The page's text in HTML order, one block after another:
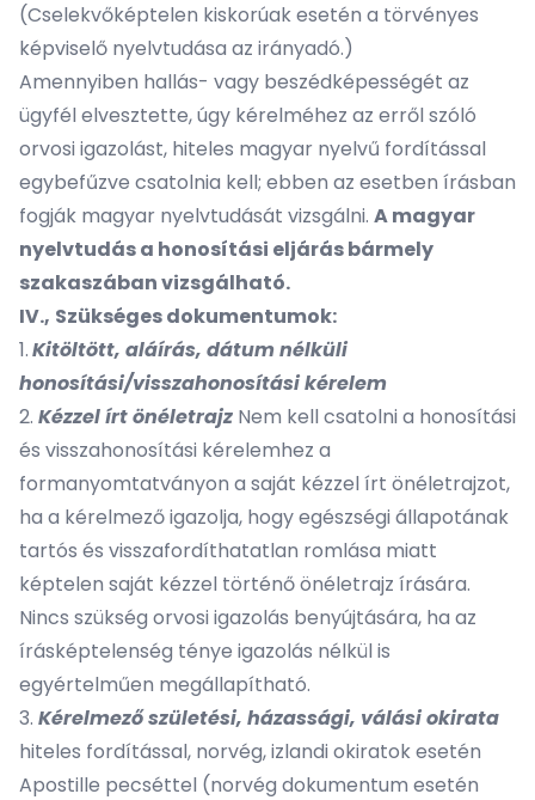
(Cselekvőképtelen kiskorúak esetén a törvényes
képviselő nyelvtudása az irányadó.)
Amennyiben hallás- vagy beszédképességét az
ügyfél elvesztette, úgy kérelméhez az erről szóló
orvosi igazolást, hiteles magyar nyelvű fordítással
egybefűzve csatolnia kell; ebben az esetben írásban
fogják magyar nyelvtudását vizsgálni. A magyar
nyelvtudás a honosítási eljárás bármely
szakaszában vizsgálható.
IV., Szükséges dokumentumok:
1.Kitöltött, aláírás, dátum nélküli
honosítási/visszahonosítási kérelem
2. Kézzel írt önéletrajz Nem kell csatolni a honosítási
és visszahonosítási kérelemhez a
formanyomtatványon a saját kézzel írt önéletrajzot,
ha a kérelmező igazolja, hogy egészségi állapotának
tartós és visszafordíthatatlan romlása miatt
képtelen saját kézzel történő önéletrajz írására.
Nincs szükség orvosi igazolás benyújtására, ha az
írásképtelenség ténye igazolás nélkül is
egyértelműen megállapítható.
3. Kérelmező születési, házassági, válási okirata
hiteles fordítással, norvég, izlandi okiratok esetén
Apostille pecséttel (norvég dokumentum esetén